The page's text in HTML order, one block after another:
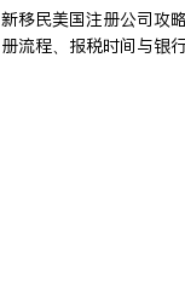
新移民美国注册公司攻
册流程、报税时间与银